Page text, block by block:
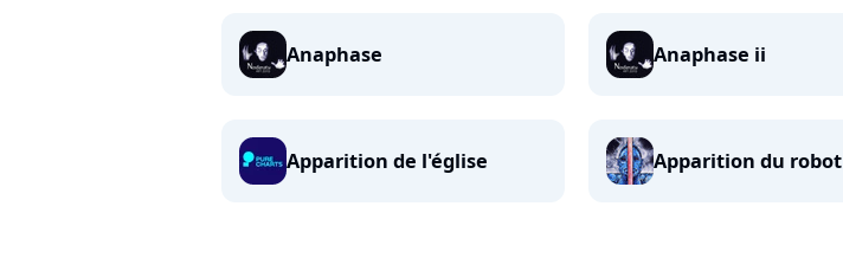
Anaphase Anaphase ii
Apparition de l'église Apparition du robot